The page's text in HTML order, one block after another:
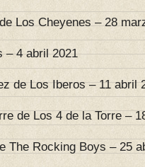
Los Cheyenes – 28
– 4 abril 2021
de Los Iberos – 11 abril
de Los 4 de la Torre –
The Rocking Boys – 25